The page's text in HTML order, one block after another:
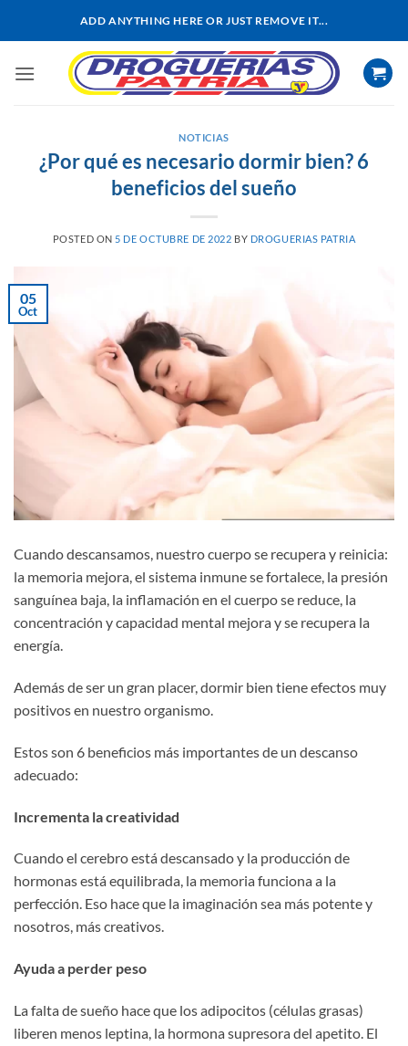
ADD ANYTHING HERE OR JUST REMOVE IT...
NOTICIAS
¿Por qué es necesario dormir bien? 6
beneficios del sueño
POSTED ON 5 DE OCTUBRE DE 2022 BY DROGUERIAS PATRIA
05
Oct
Cuando descansamos, nuestro cuerpo se recupera y reinicia:
la memoria mejora, el sistema inmune se fortalece, la presión
sanguínea baja, la inflamación en el cuerpo se reduce, la
concentración y capacidad mental mejora y se recupera la
energía.
Además de ser un gran placer, dormir bien tiene efectos muy
positivos en nuestro organismo.
Estos son 6 beneficios más importantes de un descanso
adecuado:
Incrementa la creatividad
Cuando el cerebro está descansado y la producción de
hormonas está equilibrada, la memoria funciona a la
perfección. Eso hace que la imaginación sea más potente y
nosotros, más creativos.
Ayuda a perder peso
La falta de sueño hace que los adipocitos (células grasas)
liberen menos leptina, la hormona supresora del apetito. El